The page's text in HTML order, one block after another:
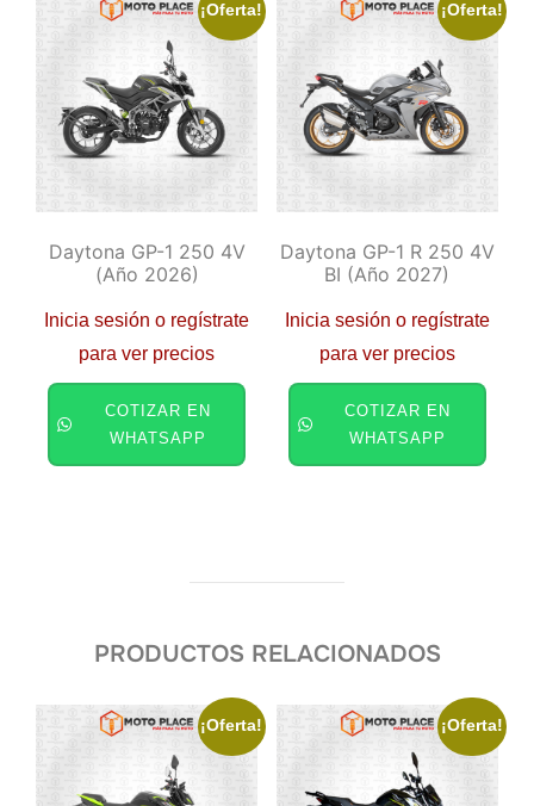
¡Oferta!
Daytona GP-1 250 4V
(año 2026)
Inicia sesión o regístrate
para ver precios
COTIZAR EN
WHATSAPP
¡Oferta!
Daytona GP-1 R 250 4V
BI (año 2027)
Inicia sesión o regístrate
para ver precios
COTIZAR EN
WHATSAPP
PRODUCTOS RELACIONADOS
¡Oferta! ¡Oferta!